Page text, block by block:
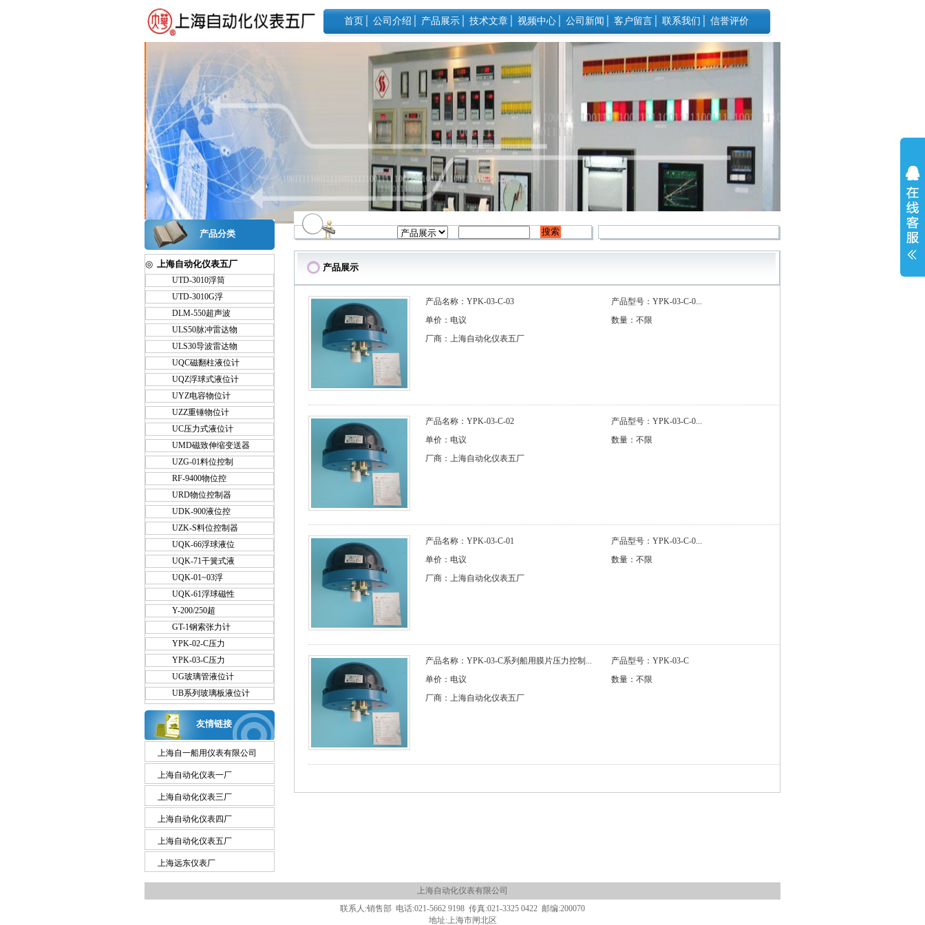
首页 公司介绍 产品展示 技术文章 视频中心 公司新闻 客户留言 联系我们 信誉评价
产品分类
◎ 上海自动化仪表五厂
UTD-3010浮筒
UTD-3010G浮
DLM-550超声波
ULS50脉冲雷达物
ULS30导波雷达物
UQC磁翻柱液位计
UQZ浮球式液位计
UYZ电容物位计
UZZ重锤物位计
UC压力式液位计
UMD磁致伸缩变送器
UZG-01料位控制
RF-9400物位控
URD物位控制器
UDK-900液位控
UZK-S料位控制器
UQK-66浮球液位
UQK-71干簧式液
UQK-01~03浮
UQK-61浮球磁性
Y-200/250超
GT-1钢索张力计
YPK-02-C压力
YPK-03-C压力
UG玻璃管液位计
UB系列玻璃板液位计
友情链接
上海自一船用仪表有限公司
上海自动化仪表一厂
上海自动化仪表三厂
上海自动化仪表四厂
上海自动化仪表五厂
上海远东仪表厂
产品展示
产品名称：YPK-03-C-03
单价：电议
厂商：上海自动化仪表五厂
产品型号：YPK-03-C-0...
数量：不限
产品名称：YPK-03-C-02
单价：电议
厂商：上海自动化仪表五厂
产品型号：YPK-03-C-0...
数量：不限
产品名称：YPK-03-C-01
单价：电议
厂商：上海自动化仪表五厂
产品型号：YPK-03-C-0...
数量：不限
产品名称：YPK-03-C系列船用膜片压力控制...
单价：电议
厂商：上海自动化仪表五厂
产品型号：YPK-03-C
数量：不限
上海自动化仪表有限公司
联系人:销售部 电话:021-5662 9198 传真:021-3325 0422 邮编:200070
地址:上海市闸北区